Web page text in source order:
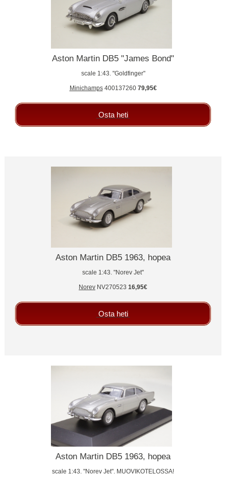
Aston Martin DB5 "James Bond"
scale 1:43. "Goldfinger"
Minichamps400137260 79,95€
Osta heti
Aston Martin DB5 1963, hopea
scale 1:43. "Norev Jet"
Norev NV270523 16,95€
Osta heti
Aston Martin DB5 1963, hopea
scale 1:43. "Norev Jet". MUOVIKOTELOSSA!